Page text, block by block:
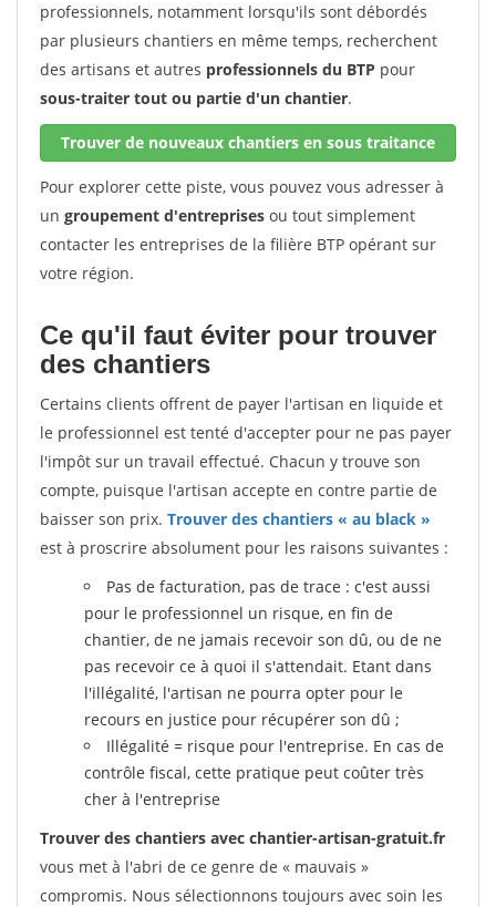
professionnels, notamment lorsqu'ils sont débordés
par plusieurs chantiers en même temps, recherchent
des artisans et autres professionnels du BTP pour
sous-traiter tout ou partie d'un chantier.
Trouver de nouveaux chantiers en sous traitance
Pour explorer cette piste, vous pouvez vous adresser à
un groupement d'entreprises ou tout simplement
contacter les entreprises de la filière BTP opérant sur
votre région.
Ce qu'il faut éviter pour trouver
des chantiers
Certains clients offrent de payer l'artisan en liquide et
le professionnel est tenté d'accepter pour ne pas payer
l'impôt sur un travail effectué. Chacun y trouve son
compte, puisque l'artisan accepte en contre partie de
baisser son prix. Trouver des chantiers « au black »
est à proscrire absolument pour les raisons suivantes :
Pas de facturation, pas de trace : c'est aussi
pour le professionnel un risque, en fin de
chantier, de ne jamais recevoir son dû, ou de ne
pas recevoir ce à quoi il s'attendait. Etant dans
l'illégalité, l'artisan ne pourra opter pour le
recours en justice pour récupérer son dû ;
Illégalité = risque pour l'entreprise. En cas de
contrôle fiscal, cette pratique peut coûter très
cher à l'entreprise
Trouver des chantiers avec chantier-artisan-gratuit.fr
vous met à l'abri de ce genre de « mauvais »
compromis. Nous sélectionnons toujours avec soin les